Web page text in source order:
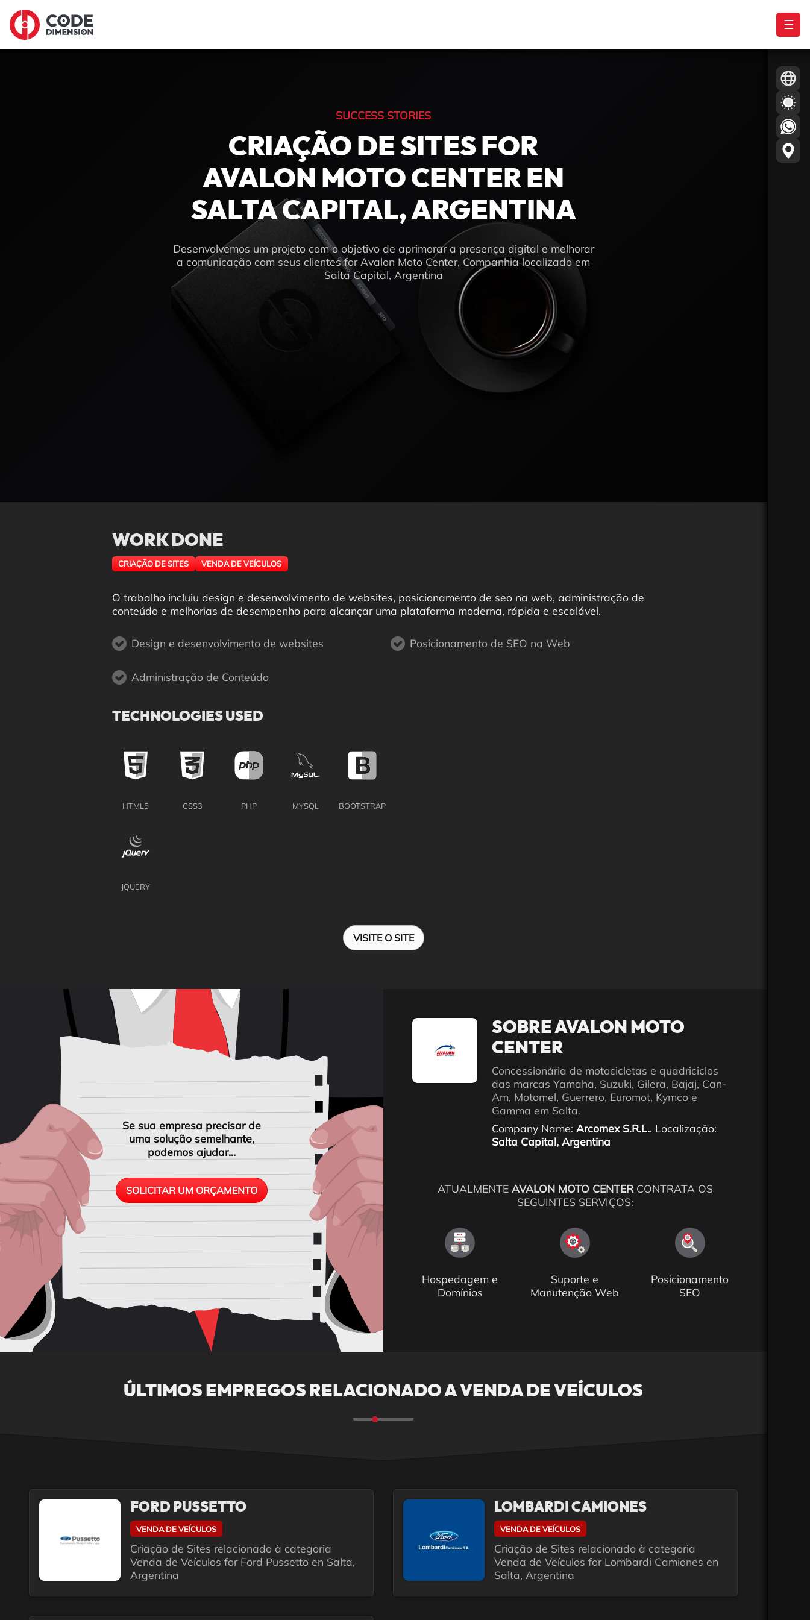
☰
SUCCESS STORIES
CRIAÇÃO DE SITES FOR
AVALON MOTO CENTER EN
SALTA CAPITAL, ARGENTINA
Desenvolvemos um projeto com o objetivo de aprimorar a presença digital e melhorar
a comunicação com seus clientes for Avalon Moto Center, Companhia localizado em
Salta Capital, Argentina
WORK DONE
CRIAÇÃO DE SITES VENDA DE VEÍCULOS
O trabalho incluiu design e desenvolvimento de websites, posicionamento de seo na web, administração de
conteúdo e melhorias de desempenho para alcançar uma plataforma moderna, rápida e escalável.
Design e desenvolvimento de websites Posicionamento de SEO na Web
Administração de Conteúdo
TECHNOLOGIES USED
HTML5 CSS3 PHP MYSQL BOOTSTRAP
JQUERY
VISITE O SITE
Se sua empresa precisar de
uma solução semelhante,
podemos ajudar...
SOLICITAR UM ORÇAMENTO
SOBRE AVALON MOTO
CENTER
Concessionária de motocicletas e quadriciclos
das marcas Yamaha, Suzuki, Gilera, Bajaj, Can-
Am, Motomel, Guerrero, Euromot, Kymco e
Gamma em Salta.
Company Name: Arcomex S.R.L.. Localização:
Salta Capital, Argentina
ATUALMENTE AVALON MOTO CENTERCONTRATA OS
SEGUINTES SERVIÇOS:
Hospedagem e
Domínios
Suporte e
Manutenção Web
Posicionamento
SEO
ÚLTIMOS EMPREGOS RELACIONADO A VENDA DE VEÍCULOS
FORD PUSSETTO
VENDA DE VEÍCULOS
Criação de Sites relacionado à categoria
Venda de Veículos for Ford Pussetto en Salta,
Argentina
LOMBARDI CAMIONES
VENDA DE VEÍCULOS
Criação de Sites relacionado à categoria
Venda de Veículos for Lombardi Camiones en
Salta, Argentina